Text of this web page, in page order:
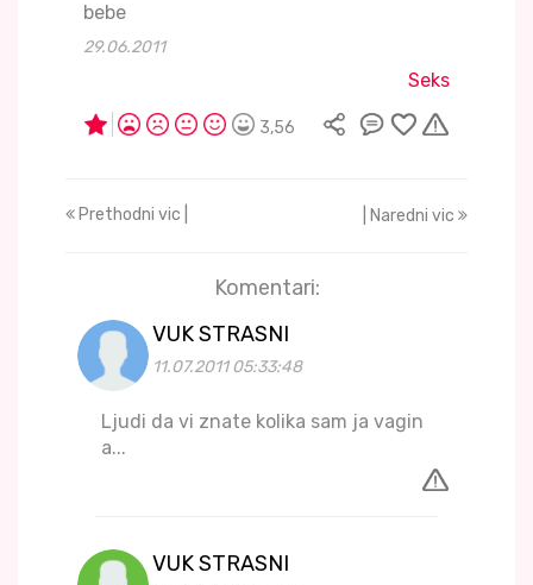
bebe
29.06.2011
Seks
3,56
Prethodni vic | | Naredni vic
Komentari:
VUK STRASNI
11.07.2011 05:33:48
Ljudi da vi znate kolika sam ja vagin
a...
VUK STRASNI